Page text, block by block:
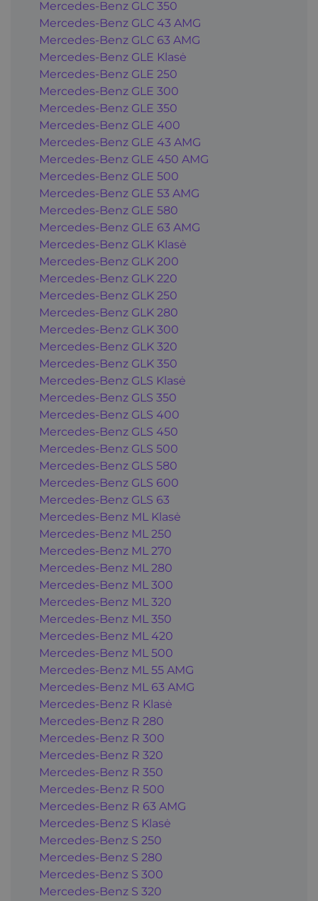
Mercedes-Benz GLC 350
Mercedes-Benz GLC 43 AMG
Mercedes-Benz GLC 63 AMG
Mercedes-Benz GLE Klasė
Mercedes-Benz GLE 250
Mercedes-Benz GLE 300
Mercedes-Benz GLE 350
Mercedes-Benz GLE 400
Mercedes-Benz GLE 43 AMG
Mercedes-Benz GLE 450 AMG
Mercedes-Benz GLE 500
Mercedes-Benz GLE 53 AMG
Mercedes-Benz GLE 580
Mercedes-Benz GLE 63 AMG
Mercedes-Benz GLK Klasė
Mercedes-Benz GLK 200
Mercedes-Benz GLK 220
Mercedes-Benz GLK 250
Mercedes-Benz GLK 280
Mercedes-Benz GLK 300
Mercedes-Benz GLK 320
Mercedes-Benz GLK 350
Mercedes-Benz GLS Klasė
Mercedes-Benz GLS 350
Mercedes-Benz GLS 400
Mercedes-Benz GLS 450
Mercedes-Benz GLS 500
Mercedes-Benz GLS 580
Mercedes-Benz GLS 600
Mercedes-Benz GLS 63
Mercedes-Benz ML Klasė
Mercedes-Benz ML 250
Mercedes-Benz ML 270
Mercedes-Benz ML 280
Mercedes-Benz ML 300
Mercedes-Benz ML 320
Mercedes-Benz ML 350
Mercedes-Benz ML 420
Mercedes-Benz ML 500
Mercedes-Benz ML 55 AMG
Mercedes-Benz ML 63 AMG
Mercedes-Benz R Klasė
Mercedes-Benz R 280
Mercedes-Benz R 300
Mercedes-Benz R 320
Mercedes-Benz R 350
Mercedes-Benz R 500
Mercedes-Benz R 63 AMG
Mercedes-Benz S Klasė
Mercedes-Benz S 250
Mercedes-Benz S 280
Mercedes-Benz S 300
Mercedes-Benz S 320